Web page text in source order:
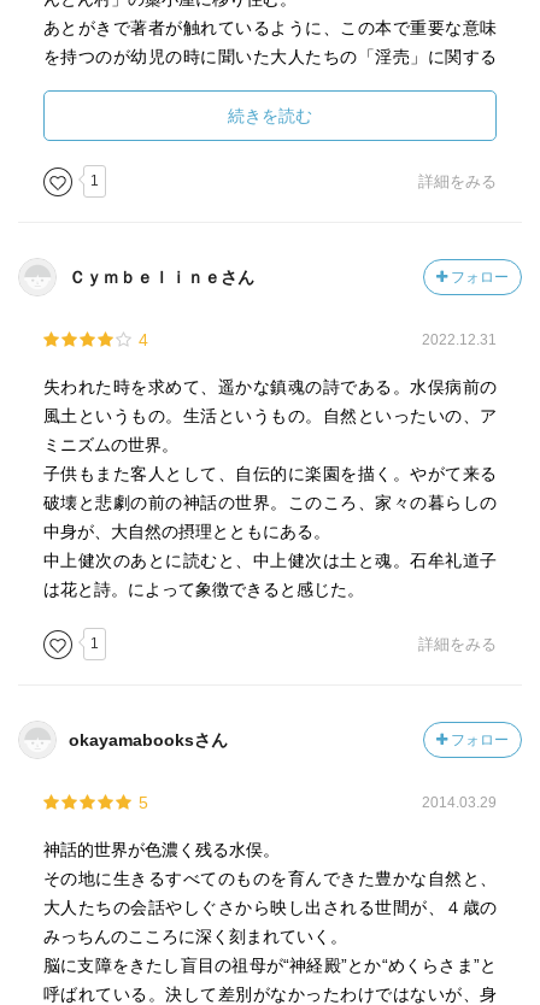
あとがきで著者が触れているように、この本で重要な意味
を持つのが幼児の時に聞いた大人たちの「淫売」に関する
屋「末広」で働く娘に対するおばさんたちの悪口を間接的
に聞かされた体験が著者に与えた影響は大きかった。子供
ながらに、なんとひどい悪口だと思いながら、悪口の意味
をわかっていることを見破られまいという意識が伴ってい
だ。
続きを読む
1 詳細をみる
Ｃｙｍｂｅｌｉｎｅさん フォロー
4 2022.12.31
失われた時を求めて、遥かな鎮魂の詩である。水俣病前の
風土というもの。生活というもの。自然といったいの、ア
ミニズムの世界。
子供もまた客人として、自伝的に楽園を描く。やがて来る
破壊と悲劇の前の神話の世界。このころ、家々の暮らしの
中身が、大自然の摂理とともにある。
中上健次のあとに読むと、中上健次は土と魂。石牟礼道子
は花と詩。によって象徴できると感じた。
1 詳細をみる
okayamabooksさん フォロー
5 2014.03.29
神話的世界が色濃く残る水俣。
その地に生きるすべてのものを育んできた豊かな自然と、
大人たちの会話やしぐさから映し出される世間が、４歳の
みっちんのこころに深く刻まれていく。
脳に支障をきたし盲目の祖母が“神経殿”とか“めくらさま”と
呼ばれている。決して差別がなかったわけではないが、身